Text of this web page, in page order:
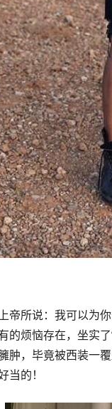
帝所说：我可以为
的烦恼存在，坐实
肿，毕竟被西装一
当的！